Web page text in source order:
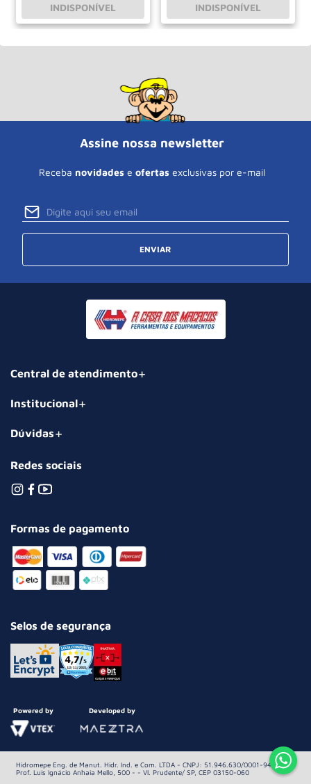
INDISPONÍVEL INDISPONÍVEL
Assine nossa newsletter
Receba novidades e ofertas exclusivas por e-mail
ENVIAR
Central de atendimento
Institucional
Dúvidas
Redes sociais
Formas de pagamento
Selos de segurança
Powered by Developed by
Hidromepe Eng. de Manut. Hidr. Ind. e Com. LTDA - CNPJ: 51.946.630/0001-94 Av.
Prof. Luis Ignácio Anhaia Mello, 500 - - Vl. Prudente/ SP, CEP 03150-060